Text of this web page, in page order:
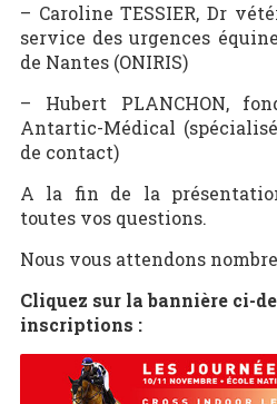
– Caroline TESSIER, Dr
service des urgences
de Nantes (ONIRIS)
– Hubert PLANCHON,
Antartic-Médical
de contact)
A la fin de la
toutes vos questions.
Nous vous attendons
Cliquez sur la bannière ci-
inscriptions :